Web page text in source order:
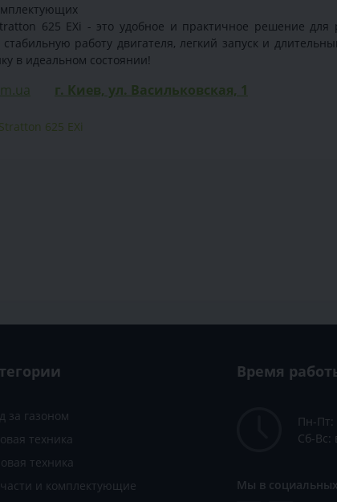
625 EXi - это удобное и практичное решение для
работу двигателя, легкий запуск и
в идеальном состоянии!
г. Киев, ул. Васильковская, 1
625 EXi
за газоном
техника
техника
и комплектующие
Время
Пн-Пт:
Сб-Вс:
Мы в социальных